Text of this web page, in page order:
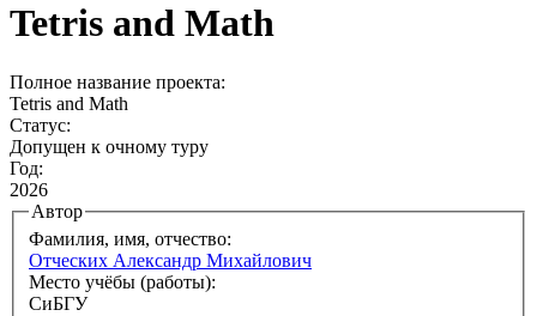
Tetris and Math
Полное название проекта:
Tetris and Math
Статус:
Допущен к очному туру
Год:
2026
Автор
Фамилия, имя, отчество:
Отческих Александр Михайлович
Место учёбы (работы):
СиБГУ